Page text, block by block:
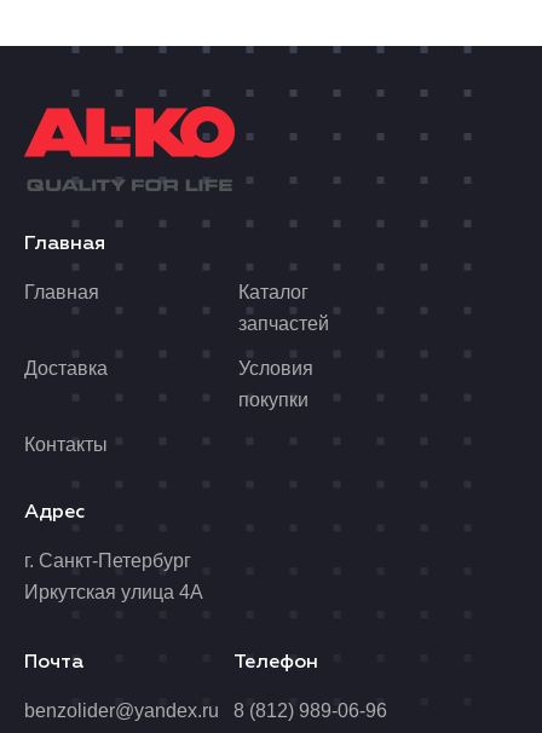
Главная
Главная
Каталог
запчастей
Доставка
Условия
покупки
Контакты
Адрес
г. Санкт-Петербург
Иркутская улица 4А
Почта
benzolider@yandex.ru
Телефон
8 (812) 989-06-96